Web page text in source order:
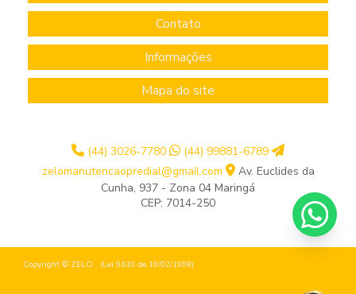
Contato
Informações
Mapa do site
(44) 3026-7780
(44) 99881-6789
zelomanutencaopredial@gmail.com
Av. Euclides da
Cunha, 937 - Zona 04 Maringá
CEP: 7014-250
Copyright © ZELO . (Lei 9610 de 19/02/1998)